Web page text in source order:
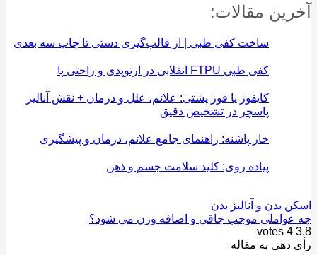
مقالات:
ساخت کفی طبی | از قالب‌گیری دستی تا چاپ سه بعدی
کفی‌ طبی FTPU انقلابی در ارتوپدی و راحتی پا
کایفوز یا قوز پشتی: علائم، علل و درمان + نقش آنالیز
پاسچر در تشخیص دقیق
خار پاشنه: راهنمای جامع علائم، درمان و پیشگیری
پیاده روی: کلید سلامت جسم و ذهن
بدن و آنالیز بدن
موجب چاقی و اضافه وزن می شود؟
4
votes
دهی به مقاله